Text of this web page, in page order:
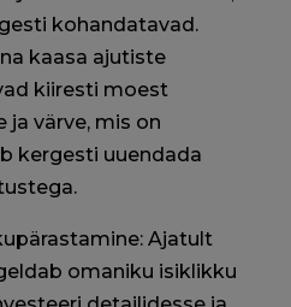
kohandatavad.
kaasa ajutiste
kiiresti moest
ja värve, mis on
kergesti uuendada
Ajatult
omaniku isiklikku